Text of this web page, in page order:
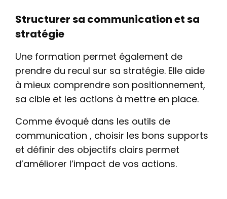
Structurer sa communication et sa
stratégie
Une formation permet également de
prendre du recul sur sa stratégie. Elle aide
à mieux comprendre son positionnement,
sa cible et les actions à mettre en place.
Comme évoqué dans les outils de
communication , choisir les bons supports
et définir des objectifs clairs permet
d’améliorer l’impact de vos actions.